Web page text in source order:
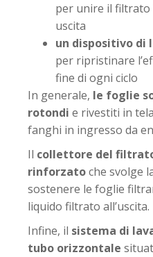
per unire il filtrato
uscita
un dispositivo di
per ripristinare
fine di ogni ciclo
In generale, le foglie
rotondi e rivestiti in
fanghi in ingresso da
Il collettore del
rinforzatoche svolge
sostenere le foglie
liquido filtrato all’uscita.
Infine, il sistema di
tubo orizzontale